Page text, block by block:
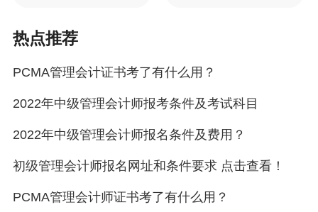
3. 升职难，薪资提升慢的会计人员
很多基础岗位的会计人员，往往面临着升职难，
工资难以提高的局面。这时候你就要开始考虑如
何给自己带来新机遇。目前，管理会计人才缺口
薪也不远了！
热点推荐
PCMA管理会计证书考了有什么用？
2022年中级管理会计师报考条件及考试科目
2022年中级管理会计师报名条件及费用？
初级管理会计师报名网址和条件要求 点击查看！
PCMA管理会计师证书考了有什么用？